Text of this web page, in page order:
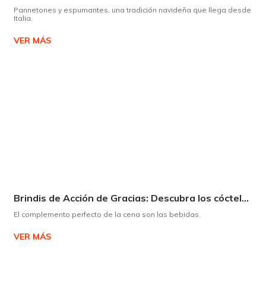
Pannetones y espumantes, una tradición navideña que llega desde
Italia.
VER MÁS
Brindis de Acción de Gracias: Descubra los cócteles y licores que complementarán su cena
El complemento perfecto de la cena son las bebidas.
VER MÁS